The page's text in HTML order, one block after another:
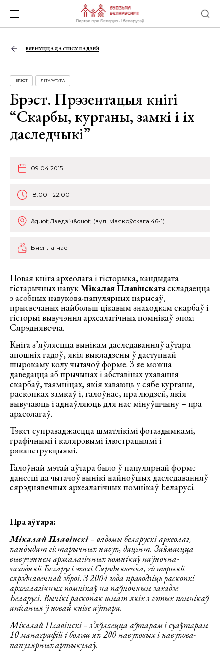
ВЯРНУЦЦА ДА СПІСУ ПАДЗЕЙ
БРЭСТ ЛІТАРАТУРА
Брэст. Прэзентацыя кнігі
“Скарбы, курганы, замкі і іх
даследчыкі”
09.04.2015
18:00 - 22:00
&quot;Дзедзіч&quot; (вул. Маякоўскага 46-1)
Бясплатнае
Новая кніга археолага і гісторыка, кандыдата
гістарычных навук Мікалая Плавінскагаскладаецца
з асобных навукова-папулярных нарысаў,
прысвечаных найбольш цікавым знаходкам скарбаў і
гісторыі вывучэння археалагічных помнікаў эпохі
Сярэднявечча.
Кніга з’яўляецца вынікам даследаванняў аўтара
апошніх гадоў, якія выкладзены ў даступнай
шырокаму колу чытачоў форме. З яе можна
даведацца аб прычынах і абставінах ухавання
скарбаў, таямніцах, якія хаваюць у сябе курганы,
раскопках замкаў і, галоўнае, пра людзей, якія
вывучаюць і аднаўляюць для нас мінуўшчыну – пра
археолагаў.
Тэкст суправаджаецца шматлікімі фотаздымкамі,
графічнымі і каляровымі ілюстрацыямі і
рэканструкцыямі.
Галоўнай мэтай аўтара было ў папулярнай форме
данесці да чытачоў вынікі найноўшых даследаванняў
сярэднявечных археалагічных помнікаў Беларусі.
Пра аўтара:
Мікалай Плавінскі– вядомы беларускі археолаг,
кандыдат гістарычных навук, дацэнт. Займаецца
вывучэннем археалагічных помнікаў паўночна-
заходняй Беларусі эпохі Сярэднявечча, гісторыяй
сярэднявечнай зброі. З 2004 года праводзіць раскопкі
археалагічных помнікаў на паўночным захадзе
Беларусі. Вынікі раскопак шмат якіх з гэтых помнікаў
апісаныя ў новай кнізе аўтара.
Мікалай Плавінскі – з’яўляецца аўтарам і суаўтарам
10 манаграфій і больш як 200 навуковых і навукова-
папулярных артыкулаў.